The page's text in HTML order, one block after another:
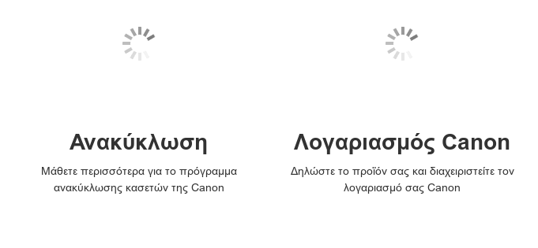
Ανακύκλωση
Μάθετε περισσότερα για το πρόγραμμα
ανακύκλωσης κασετών της Canon
Λογαριασμός Canon
Δηλώστε το προϊόν σας και διαχειριστείτε τον
λογαριασμό σας Canon